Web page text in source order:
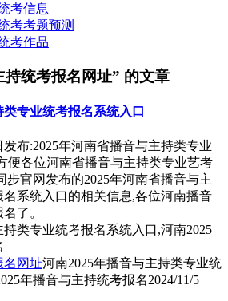
考信息
考考题预测
考作品
统考报名网址” 的文章
专业统考报名系统入口
布:2025年河南省播音与主持类专业
便各位河南省播音与主持类专业艺考
步官网发布的2025年河南省播音与主
系统入口的相关信息,各位河南播音
了。
名网址河南2025年播音与主持类专业统
年播音与主持统考报名2024/11/5